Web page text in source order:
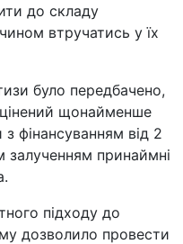
до складу
втручатись у їх
було передбачено,
щонайменше
фінансуванням від 2
залученням принаймні
підходу до
дозволило провести